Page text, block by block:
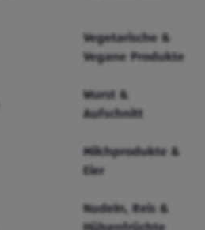
Vegetarische &
Vegane Produkte
Wurst &
Aufschnitt
Milchprodukte &
Eier
Nudeln, Reis &